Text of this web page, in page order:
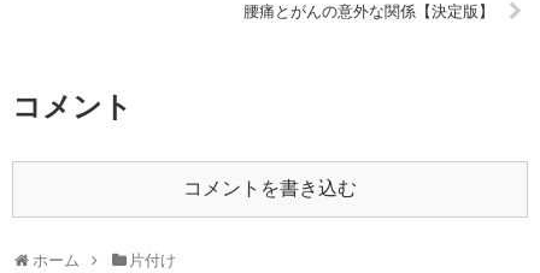
腰痛とがんの意外な関係【決定版】
コメント
コメントを書き込む
ホーム 片付け